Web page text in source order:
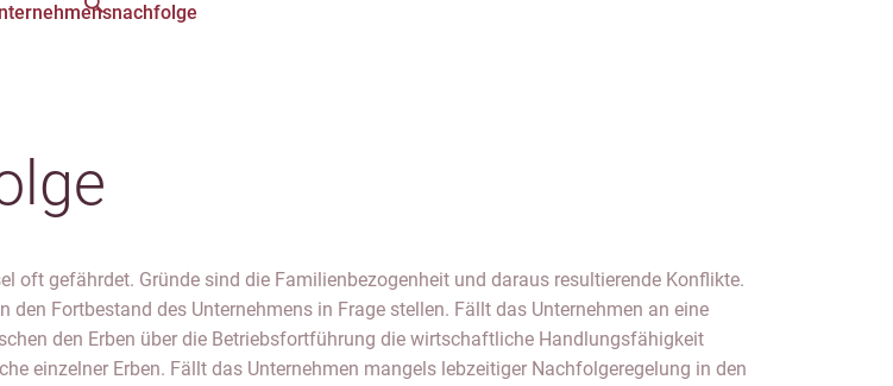
oft gefährdet. Gründe sind die Familienbezogenheit und daraus resultierende Konflikte.
Fortbestand des Unternehmens in Frage stellen. Fällt das Unternehmen an eine
den Erben über die Betriebsfortführung die wirtschaftliche Handlungsfähigkeit
einzelner Erben. Fällt das Unternehmen mangels lebzeitiger Nachfolgeregelung in den